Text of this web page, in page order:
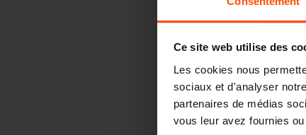
Ce site web utilise des
Les cookies nous
sociaux et d'analyser
partenaires de médias
vous leur avez fournies